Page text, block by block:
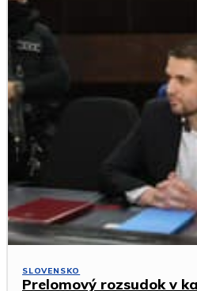
SLOVENSKO
Prelomový rozsudok v